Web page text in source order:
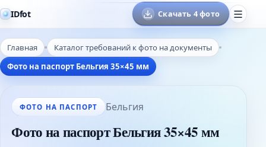
IDfot Скачать 4 фото
Главная
Каталог требований к фото на документы
Фото на паспорт Бельгия 35×45 мм
ФОТО НА ПАСПОРТ Бельгия
Фото на паспорт Бельгия 35×45 мм